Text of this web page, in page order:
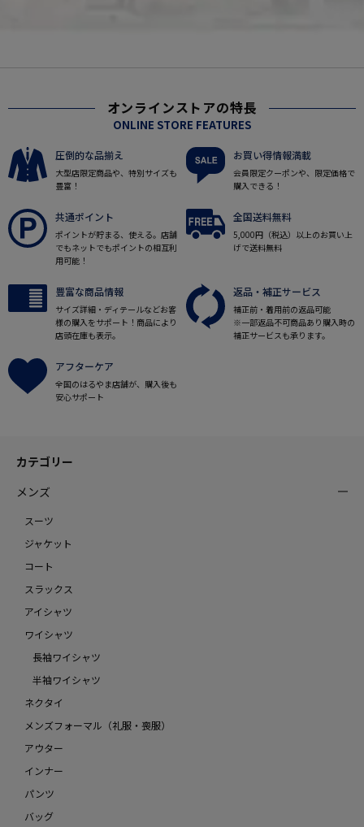
オンラインストアの特長
ONLINE STORE FEATURES
圧倒的な品揃え
大型店限定商品や、特別サイズも
豊富！
お買い得情報満載
会員限定クーポンや、限定価格で
購入できる！
共通ポイント
ポイントが貯まる、使える。店舗
でもネットでもポイントの相互利
用可能！
全国送料無料
5,000円（税込）以上のお買い上
げで送料無料
豊富な商品情報
サイズ詳細・ディテールなどお客
様の購入をサポート！商品により
店頭在庫も表示。
返品・補正サービス
補正前・着用前の返品可能
※一部返品不可商品あり購入時の
補正サービスも承ります。
アフターケア
全国のはるやま店舗が、購入後も
安心サポート
カテゴリー
メンズ
スーツ
ジャケット
コート
スラックス
アイシャツ
ワイシャツ
長袖ワイシャツ
半袖ワイシャツ
ネクタイ
メンズフォーマル（礼服・喪服）
アウター
インナー
パンツ
バッグ